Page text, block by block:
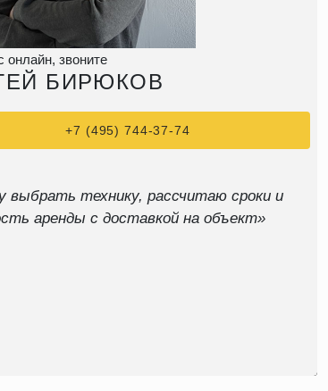
онлайн, звоните
БИРЮКОВ
+7 (495) 744-37-74
выбрать технику, рассчитаю сроки и
аренды с доставкой на объект»